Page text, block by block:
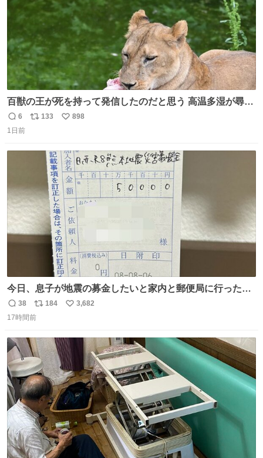
百獣の王が死を持って発信したのだと思う 高温多湿が尋常
でない日本の夏 どうか早急に飼育の環境を見直して 動物の
命を護ってください…と 治療中のライオンが助かりますよ
動物公園にて 残念ながら個体の識別は出来ません
返
信
6
リ
133
い
数
898
1日前
今日、息子が地震の募金したいと家内と郵便局に行ったみ
たいです。おもちゃとか買う選択肢もあったと思うけど、
自分で貯めてた2万円を役に立てて欲しい、みんなも元気
かできたらなぁと思いました。
返
信
38
リ
ポ
ト
数
184
い
数
3,682
17時間前